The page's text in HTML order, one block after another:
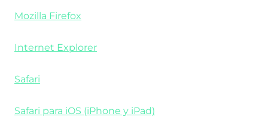
Mozilla Firefox
Internet Explorer
Safari
Safari para iOS (iPhone y iPad)